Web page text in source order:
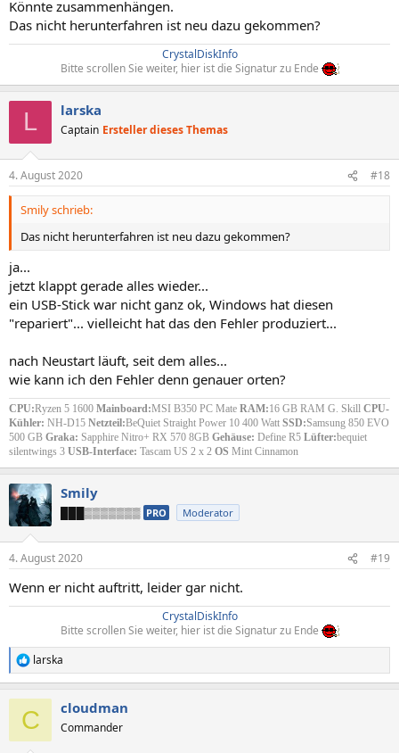
Könnte zusammenhängen.
Das nicht herunterfahren ist neu dazu gekommen?
CrystalDiskInfo
Bitte scrollen Sie weiter, hier ist die Signatur zu Ende
L larska
Captain Ersteller dieses Themas
4. August 2020 #18
Smily schrieb:
Das nicht herunterfahren ist neu dazu gekommen?
ja...
jetzt klappt gerade alles wieder...
ein USB-Stick war nicht ganz ok, Windows hat diesen
"repariert"... vielleicht hat das den Fehler produziert...
nach Neustart läuft, seit dem alles...
wie kann ich den Fehler denn genauer orten?
CPU:Ryzen 5 1600 Mainboard:MSI B350 PC Mate RAM:16 GB RAM G. Skill CPU-
Kühler: NH-D15 Netzteil:BeQuiet Straight Power 10 400 Watt SSD:Samsung 850 EVO
500 GB Graka: Sapphire Nitro+ RX 570 8GB Gehäuse: Define R5 Lüfter:bequiet
silentwings 3 USB-Interface: Tascam US 2 x 2 OS Mint Cinnamon
Smily
███▒▒▒▒▒▒▒ PRO Moderator
4. August 2020 #19
Wenn er nicht auftritt, leider gar nicht.
CrystalDiskInfo
Bitte scrollen Sie weiter, hier ist die Signatur zu Ende
R
e
larska
C cloudman
Commander